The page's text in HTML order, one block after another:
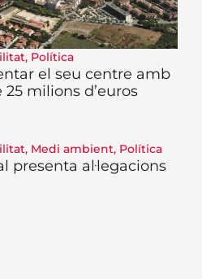
, Política
el seu centre amb
milions d’euros
, Medi ambient, Política
presenta al·legacions